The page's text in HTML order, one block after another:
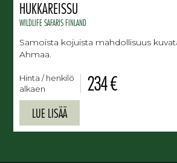
HUKKAREISSU
WILDLIFE SAFARIS FINLAND
Samoista kojuista mahdollisuus
Ahmaa.
Hinta / henkilö
alkaen
234 €
LUE LISÄÄ